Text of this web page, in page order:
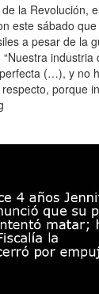
la Revolución,
este sábado
a pesar de la
(…), y no
porque